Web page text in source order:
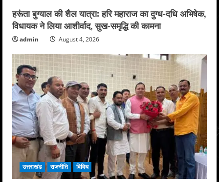
हरूंता बुग्याल की शैल यात्रा: हरि महाराज का दुग्ध-दधि अभिषेक,
विधायक ने लिया आशीर्वाद, सुख-समृद्धि की कामना
admin August 4, 2026
उत्तराखंड राजनीति विविध